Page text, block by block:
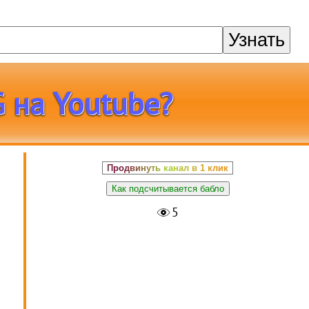
Узнать
на Youtube?
Продвинуть канал в 1 клик
Как подсчитывается бабло
5